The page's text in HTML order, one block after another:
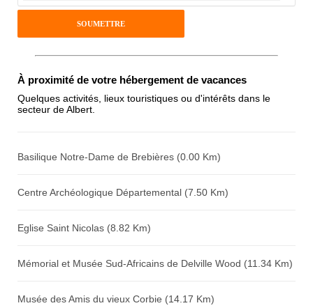
Antispam - Combien font 7x4 (en
chiffres) :
À proximité de votre hébergement de vacances
Quelques activités, lieux touristiques ou d'intérêts dans le
secteur de Albert.
Basilique Notre-Dame de Brebières (0.00 Km)
Centre Archéologique Départemental (7.50 Km)
Eglise Saint Nicolas (8.82 Km)
Mémorial et Musée Sud-Africains de Delville Wood (11.34 Km)
Musée des Amis du vieux Corbie (14.17 Km)